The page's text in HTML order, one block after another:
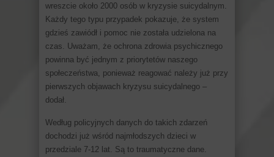
wreszcie około 2000 osób w kryzysie suicydalnym.
Każdy tego typu przypadek pokazuje, że system
gdzieś zawiódł i pomoc nie została udzielona na
czas. Uważam, że ochrona zdrowia psychicznego
powinna być jednym z priorytetów naszego
społeczeństwa, ponieważ reagować należy już przy
pierwszych objawach kryzysu suicydalnego –
dodał.
Według policyjnych danych do takich zdarzeń
dochodzi już wśród najmłodszych dzieci w
przedziale 7-12 lat. Są to traumatyczne dane.